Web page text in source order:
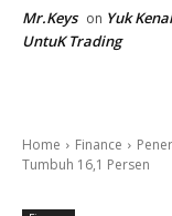
Mr.Keys on Yuk
UntuK Trading